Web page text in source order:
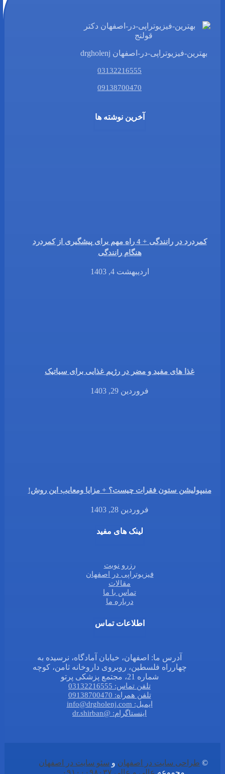
بهترین-فیزیوتراپی-در-اصفهان drgholenj
03132216555
09138700470
آخرین نوشته ها
کمردرد در رانندگی + 4 راه مهم برای پیشگیری از کمردرد
هنگام رانندگی
اردیبهشت 4, 1403
غذا های مفید و مضر در رژیم غذایی برای سیاتیک
فروردین 29, 1403
منیپولیشن ستون فقرات چیست؟ + مزایا ومعایب این روش!
فروردین 28, 1403
لینک های مفید
رزرو نوبت
فیزیوتراپی در اصفهان
مقالات
تماس با ما
درباره ما
اطلاعات تماس
آدرس ما: اصفهان، خیابان آمادگاه، نرسیده به
چهارراه فلسطین، روبروی داروخانه ثامن، کوچه
شماره 21، مجتمع پزشکی پرتو
تلفن تماس: 03132216555
تلفن همراه: 09138700470
ایمیل: info@drgholenj.com
اینستاگرام: @dr.shirban
© طراحی سایت در اصفهان و سئو سایت در اصفهان
مجموعه عالی و عالی ۰۹۱۰۰۰۹۸۰۳۷